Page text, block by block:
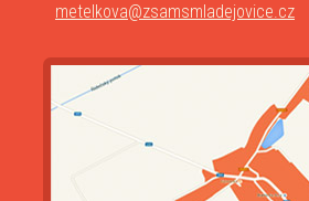
metelkova@zsamsmladejovice.cz